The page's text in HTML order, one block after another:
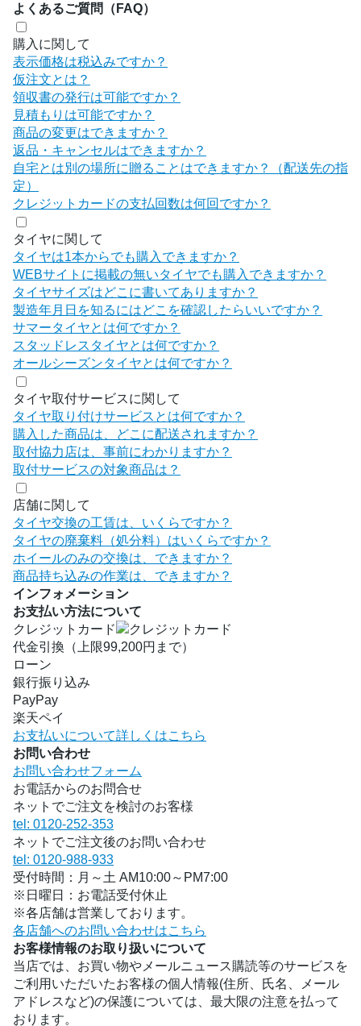
よくあるご質問（FAQ）
購入に関して
表示価格は税込みですか？
仮注文とは？
領収書の発行は可能ですか？
見積もりは可能ですか？
商品の変更はできますか？
返品・キャンセルはできますか？
自宅とは別の場所に贈ることはできますか？（配送先の指
定）
クレジットカードの支払回数は何回ですか？
タイヤに関して
タイヤは1本からでも購入できますか？
WEBサイトに掲載の無いタイヤでも購入できますか？
タイヤサイズはどこに書いてありますか？
製造年月日を知るにはどこを確認したらいいですか？
サマータイヤとは何ですか？
スタッドレスタイヤとは何ですか？
オールシーズンタイヤとは何ですか？
タイヤ取付サービスに関して
タイヤ取り付けサービスとは何ですか？
購入した商品は、どこに配送されますか？
取付協力店は、事前にわかりますか？
取付サービスの対象商品は？
店舗に関して
タイヤ交換の工賃は、いくらですか？
タイヤの廃棄料（処分料）はいくらですか？
ホイールのみの交換は、できますか？
商品持ち込みの作業は、できますか？
インフォメーション
お支払い方法について
クレジットカード
代金引換（上限99,200円まで）
ローン
銀行振り込み
PayPay
楽天ペイ
お支払いについて詳しくはこちら
お問い合わせ
お問い合わせフォーム
お電話からのお問合せ
ネットでご注文を検討のお客様
tel: 0120-252-353
ネットでご注文後のお問い合わせ
tel: 0120-988-933
受付時間：月～土 AM10:00～PM7:00
※日曜日：お電話受付休止
※各店舗は営業しております。
各店舗へのお問い合わせはこちら
お客様情報のお取り扱いについて
当店では、お買い物やメールニュース購読等のサービスを
ご利用いただいたお客様の個人情報(住所、氏名、メール
アドレスなど)の保護については、最大限の注意を払って
おります。